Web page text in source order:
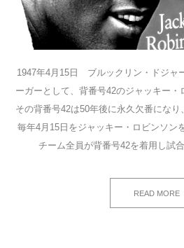
1947年4月15日 ブルックリン・ドジャ
ーガーとして、背番号42のジャッキー・
その背番号42は50年後に永久欠番になり
毎年4月15日をジャッキー・ロビンソン
チーム全員が背番号42を着用し試
READ MORE